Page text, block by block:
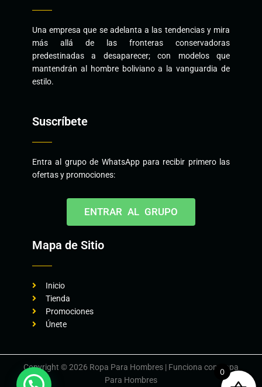
Una empresa que se adelanta a las tendencias y mira
más allá de las fronteras conservadoras
predestinadas a desaparecer; con modelos que
mantendrán al hombre boliviano a la vanguardia de
estilo.
Suscríbete
Entra al grupo de WhatsApp para recibir primero las
ofertas y promociones:
ENTRAR AL GRUPO
Mapa de Sitio
Inicio
Tienda
Promociones
Únete
Copyright © 2026 Ropa Para Hombres | Funciona con Ropa
Para Hombres
0